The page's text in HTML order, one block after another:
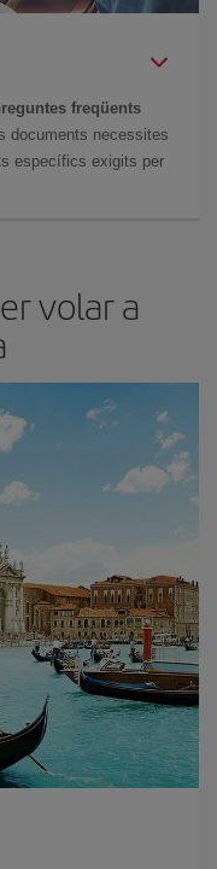
freqüents
documents necessites
específics exigits per
volar a